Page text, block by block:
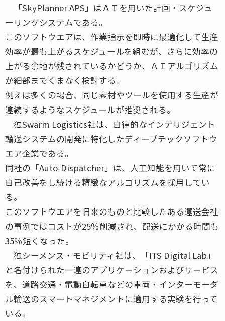
「SkyPlanner APS」はＡＩを用いた計画・スケジュ
ーリングシステムである。
このソフトウエアは、作業指示を即時に最適化して生産
効率が最も上がるスケジュールを組むが、さらに効率の
上がる余地が残されているかどうか、ＡＩアルゴリズム
が細部までくまなく検討する。
例えば多くの場合、同じ素材やツールを使用する生産が
連続するようなスケジュールが推奨される。
独Swarm Logistics社は、自律的なインテリジェント
輸送システムの開発に特化したディープテックソフトウ
エア企業である。
同社の「Auto-Dispatcher」は、人工知能を用いて常に
自己改善をし続ける精緻なアルゴリズムを採用してい
る。
このソフトウエアを旧来のものと比較したある運送会社
の事例ではコストが25％削減され、配送にかかる時間も
35％短くなった。
独シーメンス・モビリティ社は、「ITS Digital Lab」
と名付けられた一連のアプリケーションおよびサービス
を、道路交通・電動自転車などの車両・インターモーダ
ル輸送のスマートマネジメントに適用する実験を行って
いる。